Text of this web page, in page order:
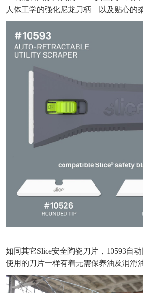
人体工学的强化尼龙刀柄，以及贴心的
如同其它Slice安全陶瓷刀片，10593自
使用的刀片一样有着无需保养油及润滑